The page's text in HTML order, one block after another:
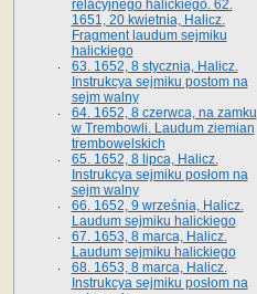
relacyjnego halickiego. 62.
1651, 20 kwietnia, Halicz.
Fragment laudum sejmiku
halickiego
63. 1652, 8 stycznia, Halicz.
Instrukcya sejmiku postom na
sejm walny
64. 1652, 8 czerwca, na zamku
w Trembowli. Laudum ziemian
trembowelskich
65. 1652, 8 lipca, Halicz.
Instrukcya sejmiku posłom na
sejm walny
66. 1652, 9 września, Halicz.
Laudum sejmiku halickiego
67. 1653, 8 marca, Halicz.
Laudum sejmiku halickiego
68. 1653, 8 marca, Halicz.
Instrukcya sejmiku posłom na